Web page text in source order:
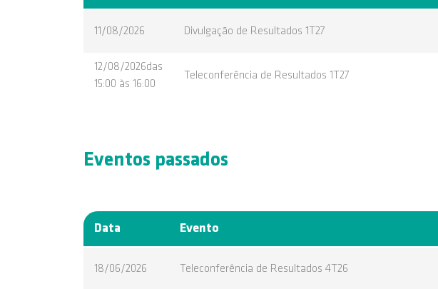
11/08/2026 Divulgação de Resultados 1T27
12/08/2026das
15:00 às 16:00
Teleconferência de Resultados 1T27
Eventos passados
Data Evento
18/06/2026 Teleconferência de Resultados 4T26